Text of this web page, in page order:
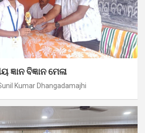
ବିଜ୍ଞାନ ମେଳା
Kumar Dhangadamajhi